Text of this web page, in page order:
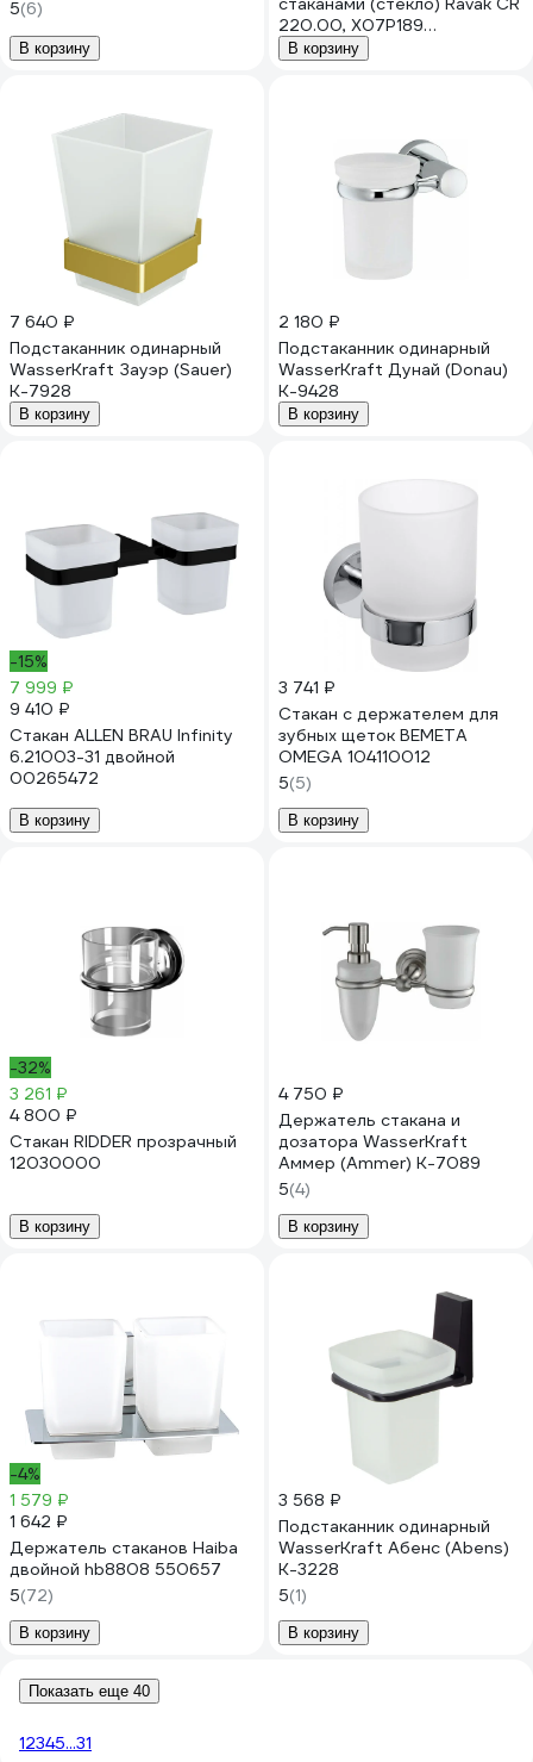
5(6)
В корзину
220.00, X07P189
00000037166
В корзину
7 640 ₽
Подстаканник одинарный
WasserKraft Зауэр (Sauer)
K-7928
В корзину
2 180 ₽
Подстаканник одинарный
WasserKraft Дунай (Donau)
K-9428
В корзину
-15%
7 999 ₽
9 410 ₽
Стакан ALLEN BRAU Infinity
6.21003-31 двойной
00265472
В корзину
3 741 ₽
Стакан с держателем для
зубных щеток BEMETA
OMEGA 104110012
5(5)
В корзину
-32%
3 261 ₽
4 800 ₽
Стакан RIDDER прозрачный
12030000
В корзину
4 750 ₽
Держатель стакана и
дозатора WasserKraft
Аммер (Ammer) K-7089
5(4)
В корзину
-4%
1 579 ₽
1 642 ₽
Держатель стаканов Haiba
двойной hb8808 550657
5(72)
В корзину
3 568 ₽
Подстаканник одинарный
WasserKraft Абенс (Abens)
K-3228
5(1)
В корзину
Показать еще 40
12345...31